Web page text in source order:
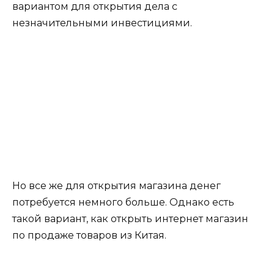
вариантом для открытия дела с
незначительными инвестициями.
Но все же для открытия магазина денег
потребуется немного больше. Однако есть
такой вариант, как открыть интернет магазин
по продаже товаров из Китая.